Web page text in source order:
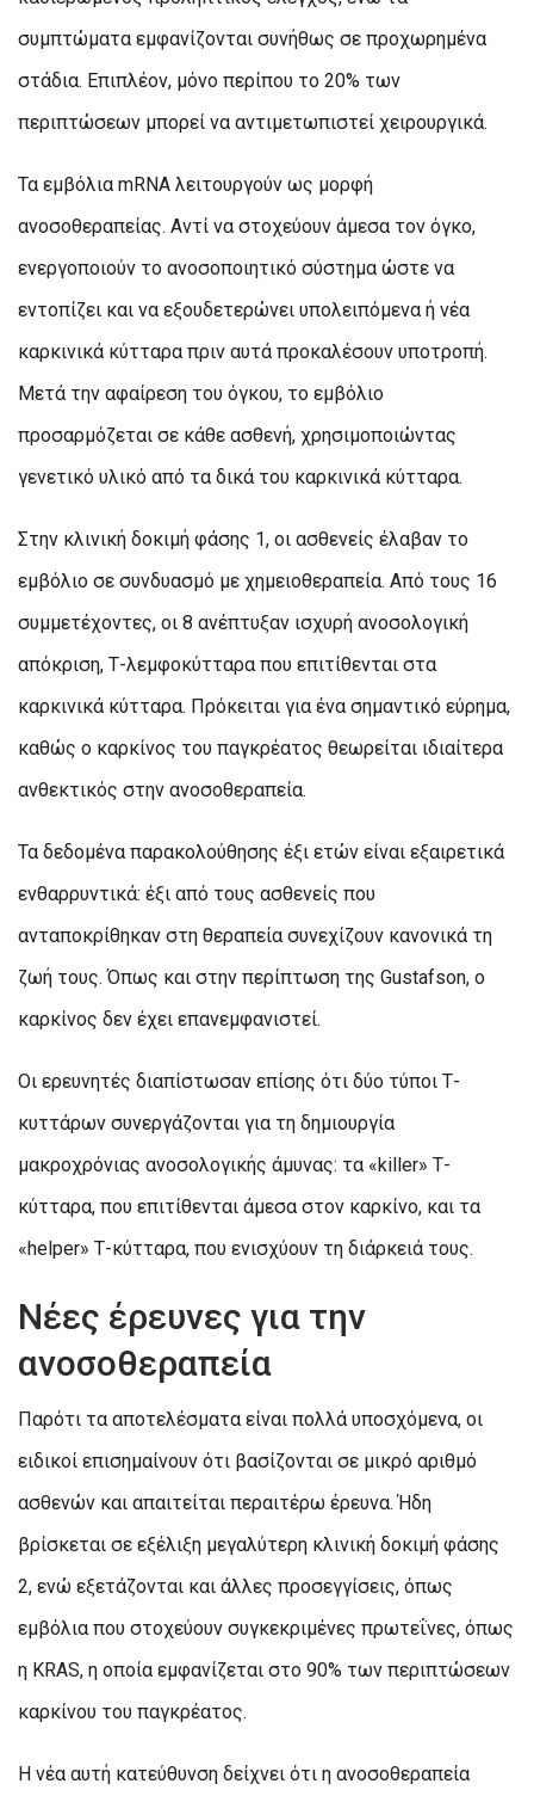
συμπτώματα εμφανίζονται συνήθως σε προχωρημένα
στάδια. Επιπλέον, μόνο περίπου το 20% των
περιπτώσεων μπορεί να αντιμετωπιστεί χειρουργικά.
Τα εμβόλια mRNA λειτουργούν ως μορφή
ανοσοθεραπείας. Αντί να στοχεύουν άμεσα τον όγκο,
ενεργοποιούν το ανοσοποιητικό σύστημα ώστε να
εντοπίζει και να εξουδετερώνει υπολειπόμενα ή νέα
καρκινικά κύτταρα πριν αυτά προκαλέσουν υποτροπή.
Μετά την αφαίρεση του όγκου, το εμβόλιο
προσαρμόζεται σε κάθε ασθενή, χρησιμοποιώντας
γενετικό υλικό από τα δικά του καρκινικά κύτταρα.
Στην κλινική δοκιμή φάσης 1, οι ασθενείς έλαβαν το
εμβόλιο σε συνδυασμό με χημειοθεραπεία. Από τους 16
συμμετέχοντες, οι 8 ανέπτυξαν ισχυρή ανοσολογική
απόκριση, Τ-λεμφοκύτταρα που επιτίθενται στα
καρκινικά κύτταρα. Πρόκειται για ένα σημαντικό εύρημα,
καθώς ο καρκίνος του παγκρέατος θεωρείται ιδιαίτερα
ανθεκτικός στην ανοσοθεραπεία.
Τα δεδομένα παρακολούθησης έξι ετών είναι εξαιρετικά
ενθαρρυντικά: έξι από τους ασθενείς που
ανταποκρίθηκαν στη θεραπεία συνεχίζουν κανονικά τη
ζωή τους. Όπως και στην περίπτωση της Gustafson, ο
καρκίνος δεν έχει επανεμφανιστεί.
Οι ερευνητές διαπίστωσαν επίσης ότι δύο τύποι Τ-
κυττάρων συνεργάζονται για τη δημιουργία
μακροχρόνιας ανοσολογικής άμυνας: τα «killer» Τ-
κύτταρα, που επιτίθενται άμεσα στον καρκίνο, και τα
«helper» Τ-κύτταρα, που ενισχύουν τη διάρκειά τους.
Νέες έρευνες για την
ανοσοθεραπεία
Παρότι τα αποτελέσματα είναι πολλά υποσχόμενα, οι
ειδικοί επισημαίνουν ότι βασίζονται σε μικρό αριθμό
ασθενών και απαιτείται περαιτέρω έρευνα. Ήδη
βρίσκεται σε εξέλιξη μεγαλύτερη κλινική δοκιμή φάσης
2, ενώ εξετάζονται και άλλες προσεγγίσεις, όπως
εμβόλια που στοχεύουν συγκεκριμένες πρωτεΐνες, όπως
η KRAS, η οποία εμφανίζεται στο 90% των περιπτώσεων
καρκίνου του παγκρέατος.
Η νέα αυτή κατεύθυνση δείχνει ότι η ανοσοθεραπεία